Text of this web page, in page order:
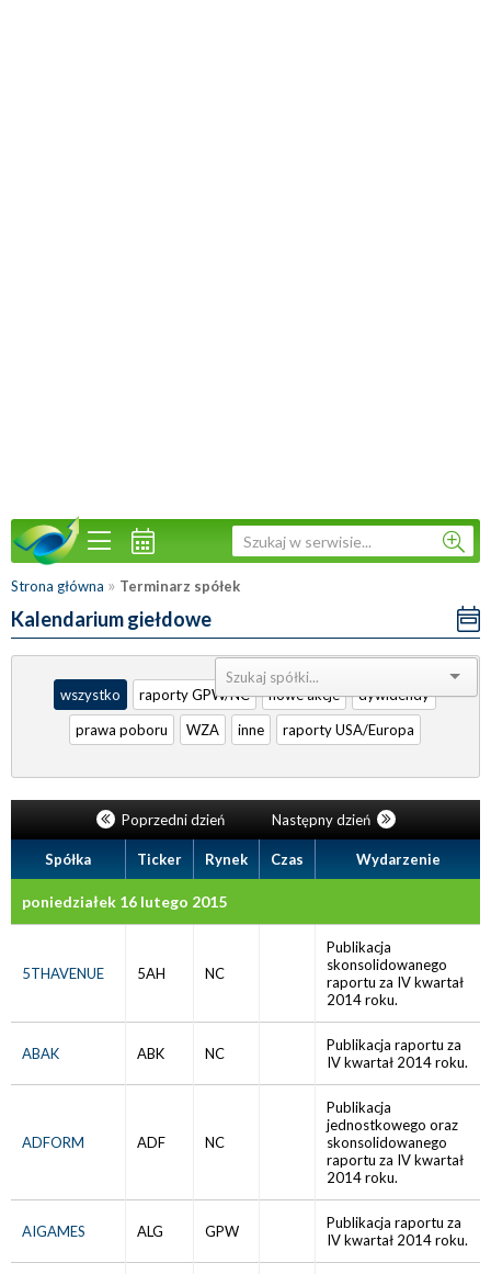
Strona główna » Terminarz spółek
Kalendarium giełdowe
Sortuj:
wszystko
raporty GPW/NC nowe akcje
dywidendy
prawa poboru
WZA inne raporty USA/Europa
Poprzedni dzień Następny dzień
Spółka Ticker Rynek Czas Wydarzenie
poniedziałek 16 lutego 2015
5THAVENUE 5AH NC
Publikacja
skonsolidowanego
raportu za IV kwartał
2014 roku.
ABAK ABK NC
Publikacja raportu za
IV kwartał 2014 roku.
ADFORM ADF NC
Publikacja
jednostkowego oraz
skonsolidowanego
raportu za IV kwartał
2014 roku.
AIGAMES ALG GPW
Publikacja raportu za
IV kwartał 2014 roku.